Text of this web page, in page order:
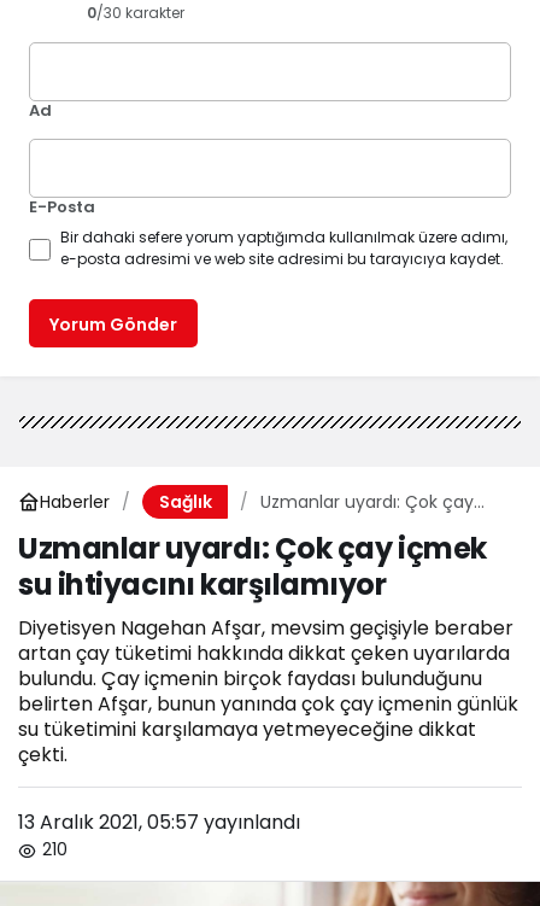
0/30 karakter
Ad
E-Posta
Bir dahaki sefere yorum yaptığımda kullanılmak üzere adımı,
e-posta adresimi ve web site adresimi bu tarayıcıya kaydet.
Yorum Gönder
Haberler Sağlık
Uzmanlar uyardı: Çok çay
karşılamıyor
Uzmanlar uyardı: Çok çay içmek
su ihtiyacını karşılamıyor
Diyetisyen Nagehan Afşar, mevsim geçişiyle beraber
artan çay tüketimi hakkında dikkat çeken uyarılarda
bulundu. Çay içmenin birçok faydası bulunduğunu
belirten Afşar, bunun yanında çok çay içmenin günlük
su tüketimini karşılamaya yetmeyeceğine dikkat
çekti.
13 Aralık 2021, 05:57 yayınlandı
210